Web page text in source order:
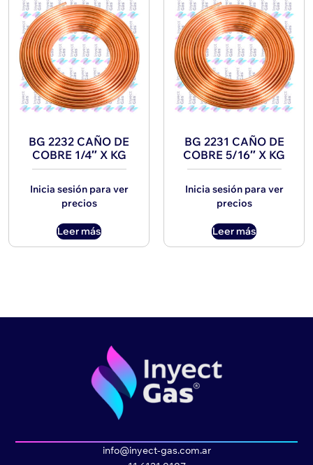
BG 2232 CAÑO DE
COBRE 1/4″ X KG
Inicia sesión para ver
precios
Leer más
BG 2231 CAÑO DE
COBRE 5/16″ X KG
Inicia sesión para ver
precios
Leer más
info@inyect-gas.com.ar